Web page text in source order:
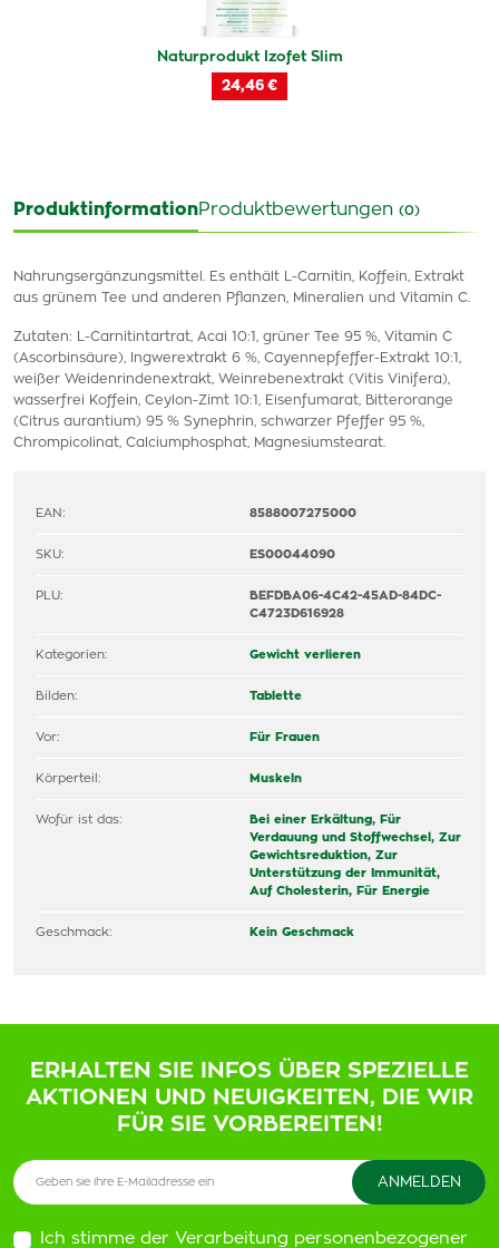
Naturprodukt Izofet Slim
24,46 €
ProduktinformationProduktbewertungen (0)
Nahrungsergänzungsmittel. Es enthält L-Carnitin, Koffein, Extrakt
aus grünem Tee und anderen Pflanzen, Mineralien und Vitamin C.
Zutaten: L-Carnitintartrat, Acai 10:1, grüner Tee 95 %, Vitamin C
(Ascorbinsäure), Ingwerextrakt 6 %, Cayennepfeffer-Extrakt 10:1,
weißer Weidenrindenextrakt, Weinrebenextrakt (Vitis Vinifera),
wasserfrei Koffein, Ceylon-Zimt 10:1, Eisenfumarat, Bitterorange
(Citrus aurantium) 95 % Synephrin, schwarzer Pfeffer 95 %,
Chrompicolinat, Calciumphosphat, Magnesiumstearat.
EAN: 8588007275000
SKU: ES00044090
PLU:
BEFDBA06-4C42-45AD-84DC-
C4723D616928
Kategorien: Gewicht verlieren
Bilden: Tablette
Vor: Für Frauen
Körperteil: Muskeln
Wofür ist das: Bei einer Erkältung, Für
Verdauung und Stoffwechsel, Zur
Gewichtsreduktion, Zur
Unterstützung der Immunität,
Auf Cholesterin, Für Energie
Geschmack: Kein Geschmack
ERHALTEN SIE INFOS ÜBER SPEZIELLE
AKTIONEN UND NEUIGKEITEN, DIE WIR
FÜR SIE VORBEREITEN!
Ich stimme der Verarbeitung personenbezogener